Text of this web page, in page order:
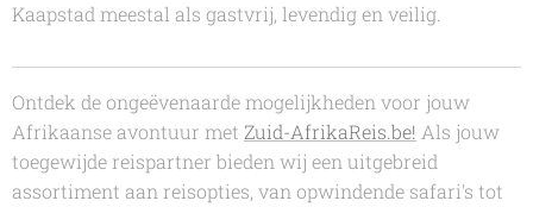
Kaapstad meestal als gastvrij, levendig en veilig.
Ontdek de ongeëvenaarde mogelijkheden voor jouw
Afrikaanse avontuur met Zuid-AfrikaReis.be! Als jouw
toegewijde reispartner bieden wij een uitgebreid
assortiment aan reisopties, van opwindende safari's tot